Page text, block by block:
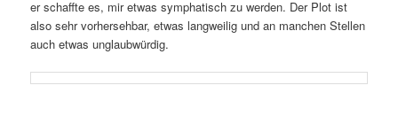
er schaffte es, mir etwas symphatisch zu werden. Der Plot ist
also sehr vorhersehbar, etwas langweilig und an manchen Stellen
auch etwas unglaubwürdig.